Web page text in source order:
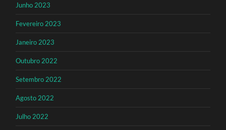
Junho 2023
Fevereiro 2023
Janeiro 2023
Outubro 2022
Setembro 2022
Agosto 2022
Julho 2022